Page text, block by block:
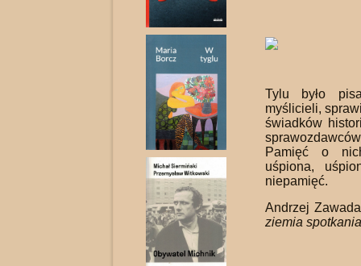
Tylu było
myślicieli,
świad­ków
Pamięć o
uśpiona,
niepamięć.
Andrzej
ziemia spotkania